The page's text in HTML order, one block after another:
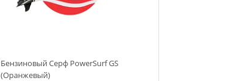
Бензиновый Серф PowerSurf GS
(Оранжевый)